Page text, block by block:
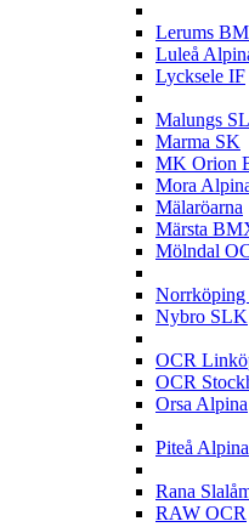
Lerums
Luleå
Lycksele IF
Malungs
Marma SK
MK Orion
Mora
Mälaröarna
Märsta
Mölndal
Norrköping
Nybro SLK
OCR
OCR
Orsa Alpina
Piteå Alpina
Rana
RAW OCR